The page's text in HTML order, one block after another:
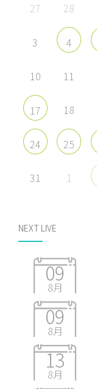
27 28
3 4
10 11
17 18
24 25
31 1
NEXT LIVE
09
8月
09
8月
13
8月